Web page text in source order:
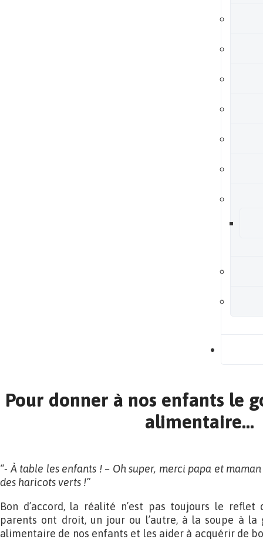
Pour donner à nos enfants le
alimentaire…
“- À table les enfants ! – Oh super, merci papa et
des haricots verts !”
Bon d’accord, la réalité n’est pas toujours le
parents ont droit, un jour ou l’autre, à la soupe à la
alimentaire de nos enfants et les aider à acquérir de